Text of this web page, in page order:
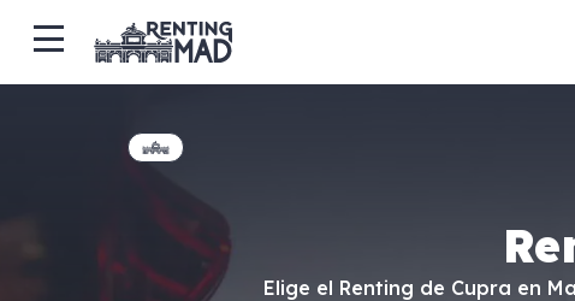
Elige el Renting de Cupra en